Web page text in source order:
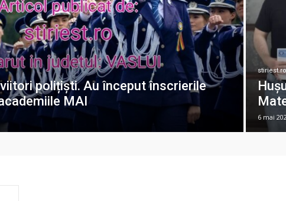
polițiști. Au început înscrierile
MAI
stiriest.ro
6 mai